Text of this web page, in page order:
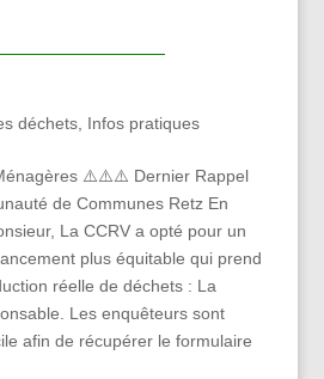
déchets, Infos pratiques
⚠️⚠️⚠️ Dernier Rappel
de Communes Retz En
La CCRV a opté pour un
plus équitable qui prend
réelle de déchets : La
Les enquêteurs sont
afin de récupérer le formulaire